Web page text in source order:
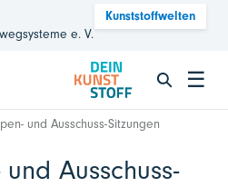
e. V.
Kunststoffwelten
☰
und Ausschuss-Sitzungen
Ausschuss-